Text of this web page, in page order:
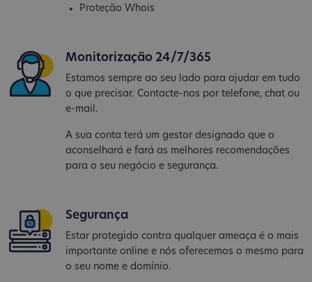
Proteção Whois
Monitorização 24/7/365
Estamos sempre ao seu lado para ajudar em tudo
o que precisar. Contacte-nos por telefone, chat ou
e-mail.
A sua conta terá um gestor designado que o
aconselhará e fará as melhores recomendações
para o seu negócio e segurança.
Segurança
Estar protegido contra qualquer ameaça é o mais
importante online e nós oferecemos o mesmo para
o seu nome e domínio.